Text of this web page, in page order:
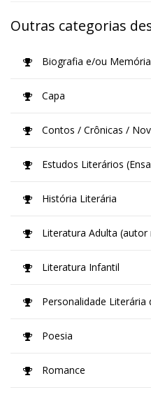
Outras categorias
Biografia e/ou
Capa
Contos / Crônicas /
Estudos Literários
História Literária
Literatura Adulta (autor
Literatura Infantil
Personalidade Literária
Poesia
Romance